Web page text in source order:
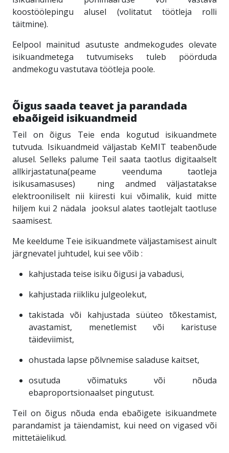
koostöölepingu alusel (volitatut töötleja rolli
täitmine).
Eelpool mainitud asutuste andmekogudes olevate
isikuandmetega tutvumiseks tuleb pöörduda
andmekogu vastutava töötleja poole.
Õigus saada teavet ja parandada
ebaõigeid isikuandmeid
Teil on õigus Teie enda kogutud isikuandmete
tutvuda. Isikuandmeid väljastab KeMIT teabenõude
alusel. Selleks palume Teil saata taotlus digitaalselt
allkirjastatuna(peame veenduma taotleja
isikusamasuses)
ning andmed väljastatakse
elektrooniliselt nii kiiresti kui võimalik, kuid mitte
hiljem kui 2 nädala jooksul alates taotlejalt taotluse
saamisest.
Me keeldume Teie isikuandmete väljastamisest ainult
järgnevatel juhtudel, kui see võib :
kahjustada teise isiku õigusi ja vabadusi,
kahjustada riikliku julgeolekut,
takistada või kahjustada süüteo tõkestamist,
avastamist, menetlemist või karistuse
täideviimist,
ohustada lapse põlvnemise saladuse kaitset,
osutuda võimatuks või nõuda
ebaproportsionaalset pingutust.
Teil on õigus nõuda enda ebaõigete isikuandmete
parandamist ja täiendamist, kui need on vigased või
mittetäielikud.